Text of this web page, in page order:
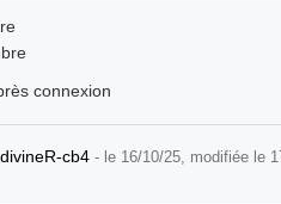
connexion
cb4 - le 16/10/25, modifiée le